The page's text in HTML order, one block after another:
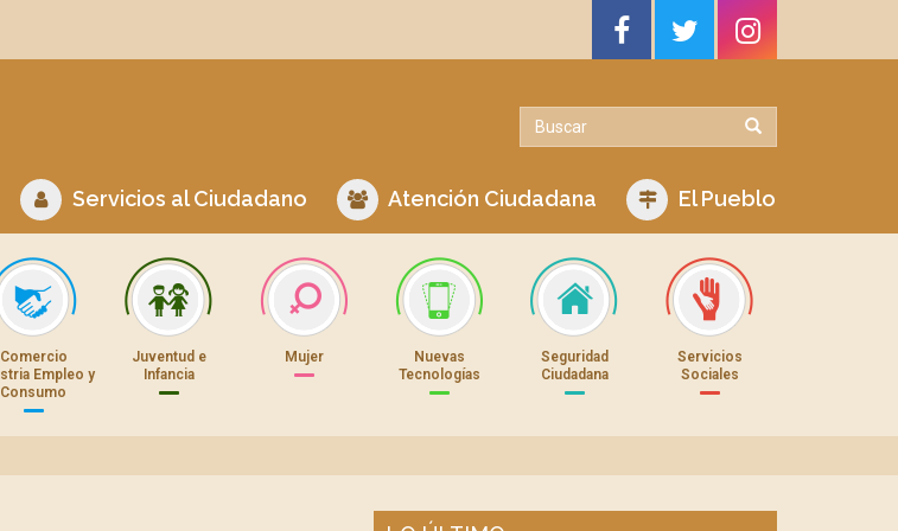
Servicios al Ciudadano Atención Ciudadana El Pueblo
Comercio
Empleo y
Consumo
Juventud e
Infancia
Mujer
Nuevas
Tecnologías
Seguridad
Ciudadana
Servicios
Sociales